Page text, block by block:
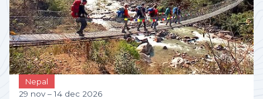
Nepal
29 nov – 14 dec 2026